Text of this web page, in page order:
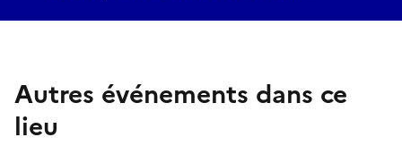
Autres événements dans ce
lieu